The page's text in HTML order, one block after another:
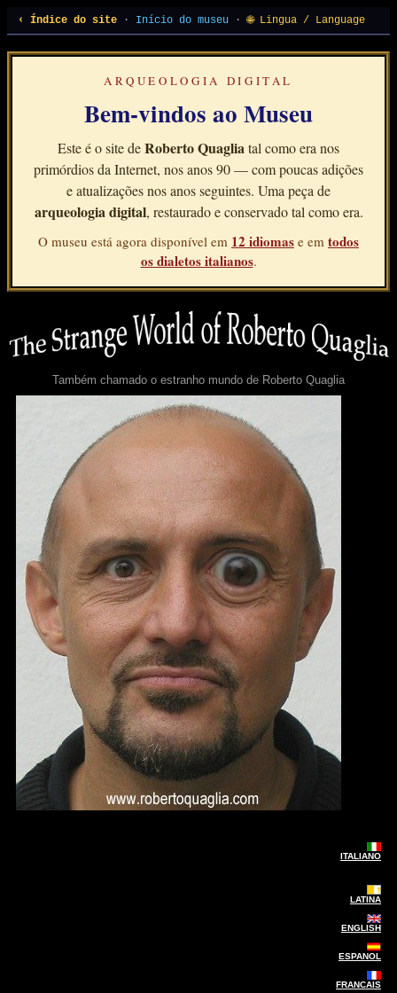
‹ Índice do site · Início do museu ·🌐 Lingua / Language
ARQUEOLOGIA DIGITAL
Bem-vindos ao Museu
Este é o site deRoberto Quagliatal como era nos
primórdios da Internet, nos anos 90 — com poucas adições
e atualizações nos anos seguintes. Uma peça de
arqueologia digital, restaurado e conservado tal como era.
O museu está agora disponível em 12 idiomas e em todos
os dialetos italianos.
Também chamado o estranho mundo de Roberto Quaglia
ITALIANO
LATINA
ENGLISH
ESPANOL
FRANCAIS